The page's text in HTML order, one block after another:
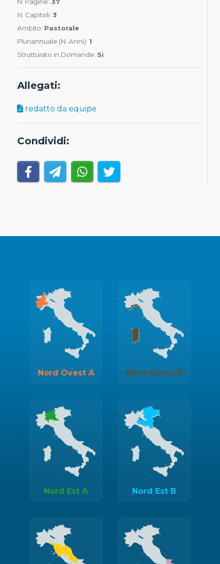
N. Capitoli: 3
Ambito: Pastorale
Pluriannuale (N. Anni): 1
Strutturato in Domande: Si
Allegati:
redatto da equipe
Condividi:
Nord Ovest A Nord Ovest B
Nord Est A Nord Est B